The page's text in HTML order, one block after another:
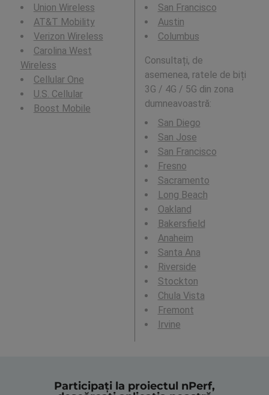
Union Wireless
AT&T Mobility
Verizon Wireless
Carolina West
Wireless
Cellular One
U.S. Cellular
Boost Mobile
San Francisco
Austin
Columbus
Consultați, de
asemenea, ratele de biți
3G / 4G / 5G din zona
dumneavoastră:
San Diego
San Jose
San Francisco
Fresno
Sacramento
Long Beach
Oakland
Bakersfield
Anaheim
Santa Ana
Riverside
Stockton
Chula Vista
Fremont
Irvine
Participați la proiectul nPerf,